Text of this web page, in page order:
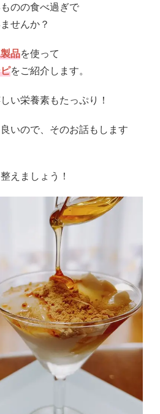
のの食べ過ぎで
せんか？
品を使って
をご紹介します。
い栄養素もたっぷり！
いので、そのお話もします
えましょう！